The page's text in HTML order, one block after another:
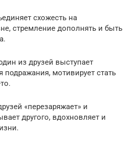
схожесть на
стремление дополнять и быть
из друзей выступает
мотивирует стать
«перезаряжает» и
другого, вдохновляет и